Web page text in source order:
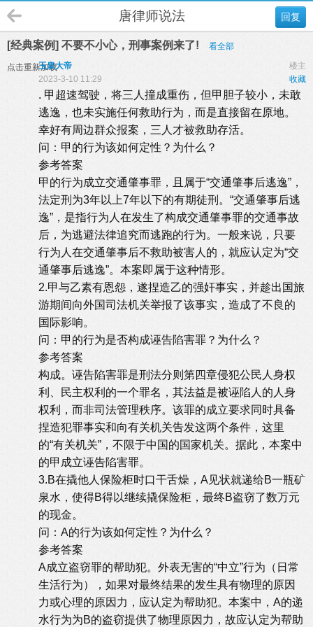
回复
唐律师说法
[经典案例] 不要不小心，刑事案例来了! 看全部
点击重新加载 楼主
玉皇大帝
收藏
2023-3-10 11:29
. 甲超速驾驶，将三人撞成重伤，但甲胆子较小，未敢
逃逸，也未实施任何救助行为，而是直接留在原地。
幸好有周边群众报案，三人才被救助存活。
问：甲的行为该如何定性？为什么？
参考答案
甲的行为成立交通肇事罪，且属于“交通肇事后逃逸”，
法定刑为3年以上7年以下的有期徒刑。“交通肇事后逃
逸”，是指行为人在发生了构成交通肇事罪的交通事故
后，为逃避法律追究而逃跑的行为。一般来说，只要
行为人在交通肇事后不救助被害人的，就应认定为“交
通肇事后逃逸”。本案即属于这种情形。
2.甲与乙素有恩怨，遂捏造乙的强奸事实，并趁出国旅
游期间向外国司法机关举报了该事实，造成了不良的
国际影响。
问：甲的行为是否构成诬告陷害罪？为什么？
参考答案
构成。诬告陷害罪是刑法分则第四章侵犯公民人身权
利、民主权利的一个罪名，其法益是被诬陷人的人身
权利，而非司法管理秩序。该罪的成立要求同时具备
捏造犯罪事实和向有关机关告发这两个条件，这里
的“有关机关”，不限于中国的国家机关。据此，本案中
的甲成立诬告陷害罪。
3.B在撬他人保险柜时口干舌燥，A见状就递给B一瓶矿
泉水，使得B得以继续撬保险柜，最终B盗窃了数万元
的现金。
问：A的行为该如何定性？为什么？
参考答案
A成立盗窃罪的帮助犯。外表无害的“中立”行为（日常
生活行为），如果对最终结果的发生具有物理的原因
力或心理的原因力，应认定为帮助犯。本案中，A的递
水行为为B的盗窃提供了物理原因力，故应认定为帮助